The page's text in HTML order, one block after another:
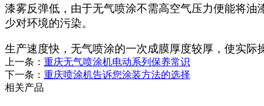
漆雾反弹低，由于无气喷涂不需高空气压力便能将
少对环境的污染。
生产速度快，无气喷涂的一次成膜厚度较厚，使实
上一条： 重庆无气喷涂机电动系列保养常识
下一条： 重庆喷涂机告诉您涂装方法的选择
相关产品